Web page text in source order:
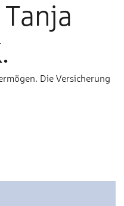
Die Versicherung